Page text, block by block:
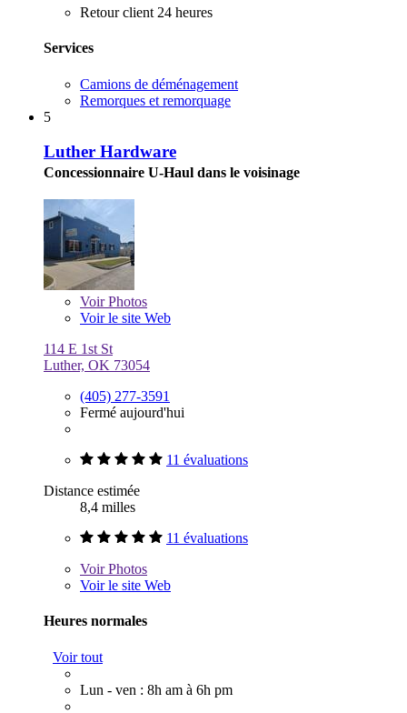
Retour client 24 heures
Services
Camions de déménagement
Remorques et remorquage
5
Luther Hardware
Concessionnaire U-Haul dans le voisinage
VoirPhotos
Voir le site Web
114 E 1st St
Luther, OK 73054
(405) 277-3591
Fermé aujourd'hui
11 évaluations
Distance estimée
8,4 milles
11 évaluations
VoirPhotos
Voir le site Web
Heures normales
Voir tout
Lun - ven : 8h am à 6h pm